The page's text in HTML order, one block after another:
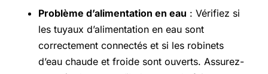
Problème d’alimentation en eau : Vérifiez si
les tuyaux d’alimentation en eau sont
correctement connectés et si les robinets
d’eau chaude et froide sont ouverts. Assurez-